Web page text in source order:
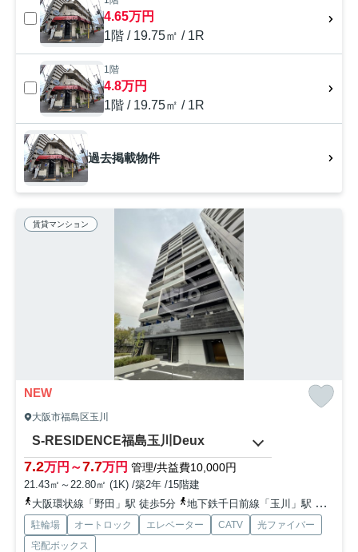
4.65万円
1階 / 19.75㎡ / 1R
1階
4.8万円
1階 / 19.75㎡ / 1R
過去掲載物件
賃貸マンション
NEW
大阪市福島区玉川
S-RESIDENCE福島玉川Deux
7.2万円～7.7万円 管理/共益費10,000円
21.43㎡～22.80㎡ (1K) /築2年 /15階建
大阪環状線「野田」駅 徒歩5分
地下鉄千日前線「玉川」駅 徒歩3分
駐輪場 オートロック エレベーター CATV
光ファイバー
宅配ボックス